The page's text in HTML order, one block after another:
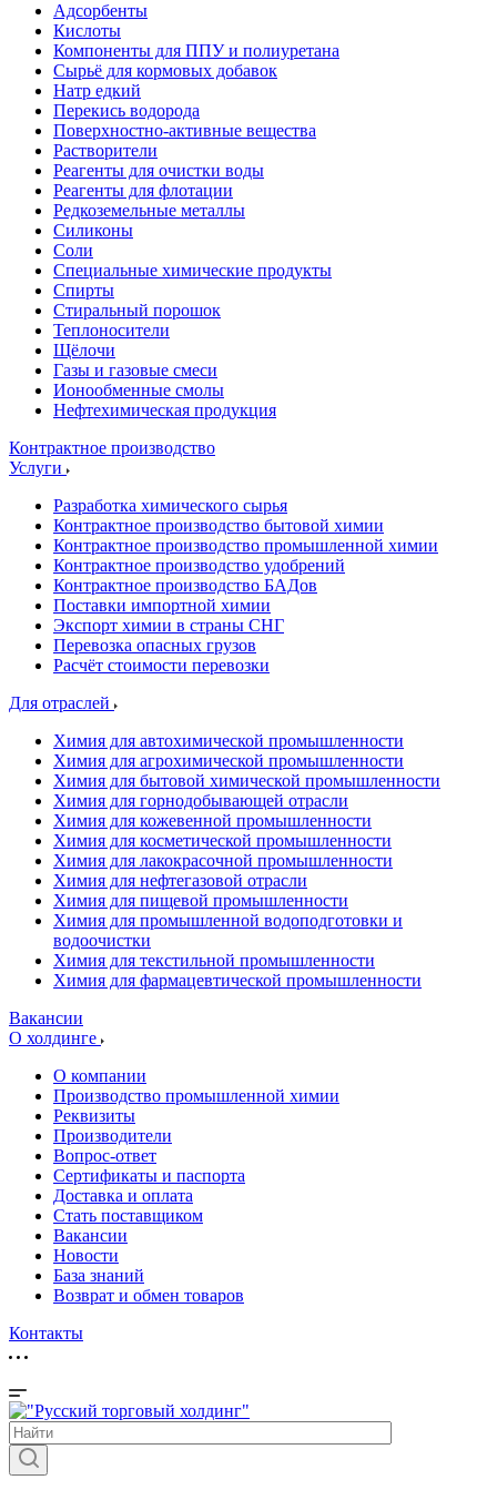
Адсорбенты
Кислоты
Компоненты для ППУ и полиуретана
Сырьё для кормовых добавок
Натр едкий
Перекись водорода
Поверхностно-активные вещества
Растворители
Реагенты для очистки воды
Реагенты для флотации
Редкоземельные металлы
Силиконы
Соли
Специальные химические продукты
Спирты
Стиральный порошок
Теплоносители
Щёлочи
Газы и газовые смеси
Ионообменные смолы
Нефтехимическая продукция
Контрактное производство
Услуги
Разработка химического сырья
Контрактное производство бытовой химии
Контрактное производство промышленной химии
Контрактное производство удобрений
Контрактное производство БАДов
Поставки импортной химии
Экспорт химии в страны СНГ
Перевозка опасных грузов
Расчёт стоимости перевозки
Для отраслей
Химия для автохимической промышленности
Химия для агрохимической промышленности
Химия для бытовой химической промышленности
Химия для горнодобывающей отрасли
Химия для кожевенной промышленности
Химия для косметической промышленности
Химия для лакокрасочной промышленности
Химия для нефтегазовой отрасли
Химия для пищевой промышленности
Химия для промышленной водоподготовки и
водоочистки
Химия для текстильной промышленности
Химия для фармацевтической промышленности
Вакансии
О холдинге
О компании
Производство промышленной химии
Реквизиты
Производители
Вопрос-ответ
Сертификаты и паспорта
Доставка и оплата
Стать поставщиком
Вакансии
Новости
База знаний
Возврат и обмен товаров
Контакты